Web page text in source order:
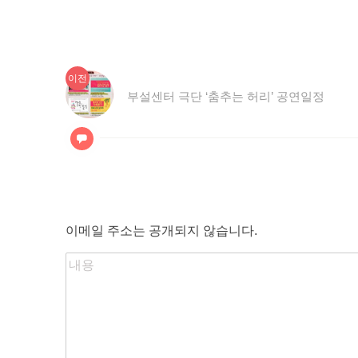
글
탐
색
이전
이
전
글:
부설센터 극단 ‘춤추는 허리’ 공연일정
이메일 주소는 공개되지 않습니다.